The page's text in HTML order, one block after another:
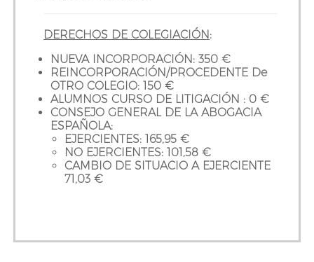
DERECHOS DE COLEGIACIÓN:
NUEVA INCORPORACIÓN: 350 €
REINCORPORACIÓN/PROCEDENTE De
OTRO COLEGIO: 150 €
ALUMNOS CURSO DE LITIGACIÓN : 0 €
CONSEJO GENERAL DE LA ABOGACIA
ESPAÑOLA:
EJERCIENTES: 165,95 €
NO EJERCIENTES: 101,58 €
CAMBIO DE SITUACIO A EJERCIENTE
71,03 €